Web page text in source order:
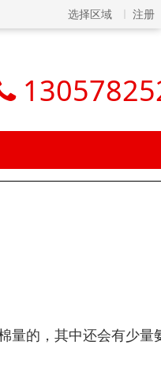
选择区域 注册
量的，其中还会有少量